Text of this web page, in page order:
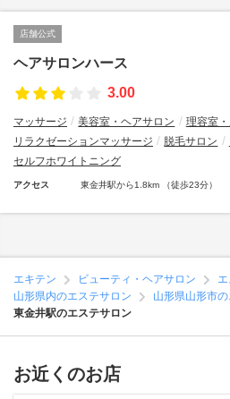
店舗公式
ヘアサロンハース
3.00
マッサージ 美容室・ヘアサロン 理容室
リラクゼーションマッサージ
脱毛サロン
セルフホワイトニング
アクセス 東金井駅から1.8km （徒歩23分）
エキテン ビューティ・ヘアサロン
山形県内のエステサロン
山形県山形市
東金井駅のエステサロン
お近くのお店